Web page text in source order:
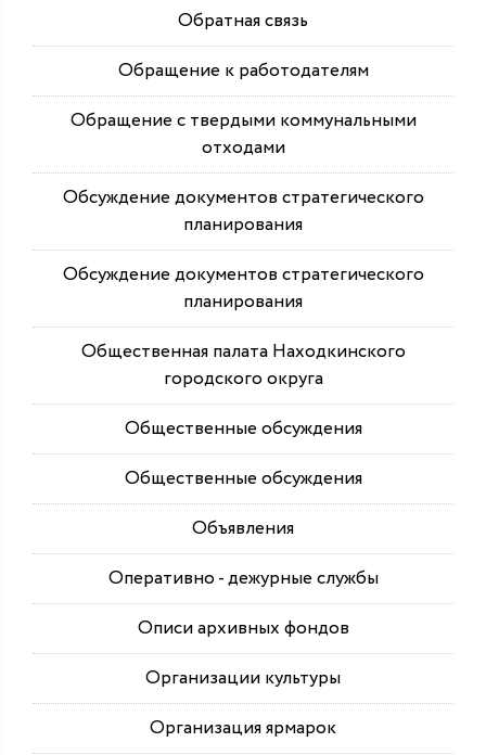
Обратная связь
Обращение к работодателям
Обращение с твердыми коммунальными
отходами
Обсуждение документов стратегического
планирования
Обсуждение документов стратегического
планирования
Общественная палата Находкинского
городского округа
Общественные обсуждения
Общественные обсуждения
Объявления
Оперативно - дежурные службы
Описи архивных фондов
Организации культуры
Организация ярмарок